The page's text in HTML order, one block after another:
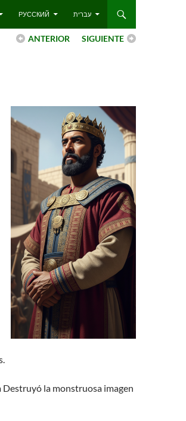
РУССКИЙ עברית
SIGUIENTE
ANTERIOR
Destruyó la monstruosa imagen